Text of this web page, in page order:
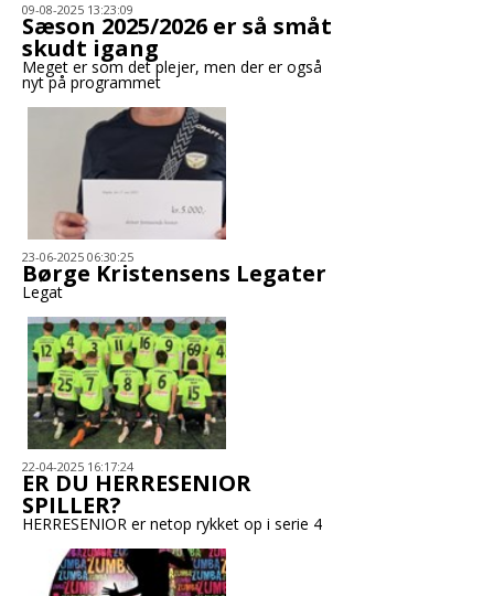
09-08-2025 13:23:09
Sæson 2025/2026 er så småt
skudt igang
Meget er som det plejer, men der er også
nyt på programmet
23-06-2025 06:30:25
Børge Kristensens Legater
Legat
22-04-2025 16:17:24
ER DU HERRESENIOR
SPILLER?
HERRESENIOR er netop rykket op i serie 4